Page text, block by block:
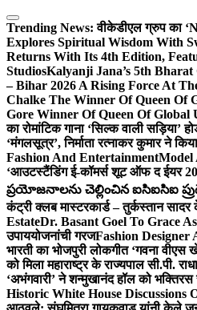
Skip
to
content
Trending News: वीकेडीएल ग्रुप का
Explores Spiritual Wisdom With
Returns With Its 4th Edition,
StudiosKalyanji Jana’s 5th
– Bihar 2026 A Rising Force At
Chalke The Winner Of Queen Of
Gore Winner Of Queen Of Global
का रोमांटिक गाना ‘सिल्क वाली सड़िया’
‘मंगलसूत्र’, निर्माता रत्नाकर कुमार ने
Fashion And EntertainmentModel
‘आउटस्टैंडिंग ई-कॉमर्स शूट ऑफ द ईयर
ప్రయోజనాలను చెల్లించిన ఐసిఐసిఐ
कंट्री क्लब मास्टरकार्ड – तुर्कस्तान
EstateDr. Basant Goel To Grace
उपाययोजनांची गरजFashion Designer
भारती का भोजपुरी लोकगीत ‘गवना
को मिला महाराष्ट्र के राज्यपाल सी.पी.
‘अभंगवारी’ ने शन्मुखानंद हॉल को भक्तिरस
Historic White House Discussions